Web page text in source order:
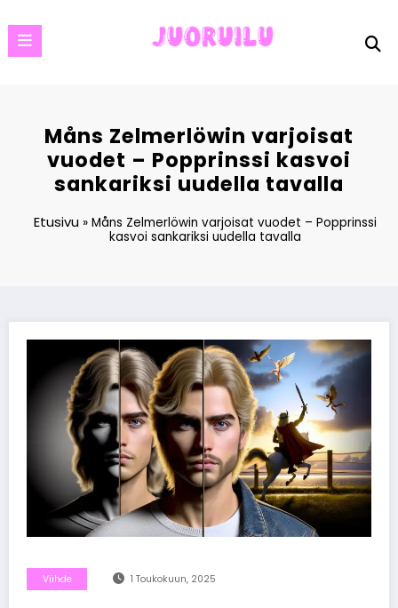
to
content
Måns Zelmerlöwin varjoisat
vuodet – Popprinssi kasvoi
sankariksi uudella tavalla
Etusivu» Måns Zelmerlöwin varjoisat vuodet – Popprinssi
kasvoi sankariksi uudella tavalla
Viihde 1 Toukokuun, 2025